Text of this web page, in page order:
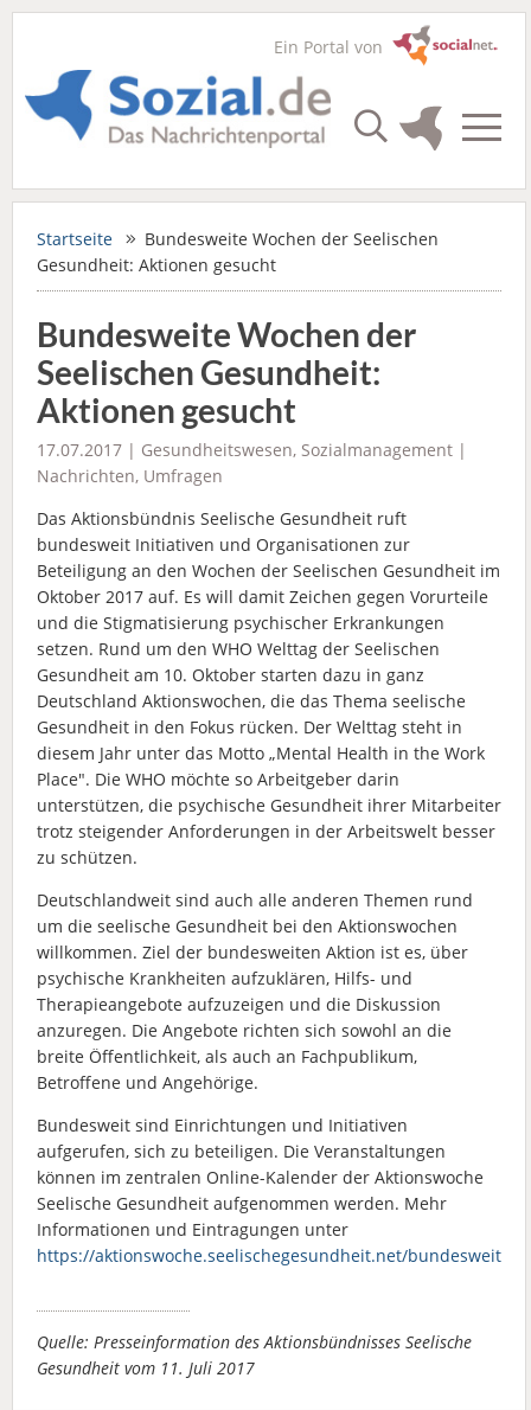
Ein Portal von
Startseite
Bundesweite Wochen der Seelischen
Gesundheit: Aktionen gesucht
Bundesweite Wochen der
Seelischen Gesundheit:
Aktionen gesucht
17.07.2017 | Gesundheitswesen, Sozialmanagement |
Nachrichten, Umfragen
Das Aktionsbündnis Seelische Gesundheit ruft
bundesweit Initiativen und Organisationen zur
Beteiligung an den Wochen der Seelischen Gesundheit im
Oktober 2017 auf. Es will damit Zeichen gegen Vorurteile
und die Stigmatisierung psychischer Erkrankungen
setzen. Rund um den WHO Welttag der Seelischen
Gesundheit am 10. Oktober starten dazu in ganz
Deutschland Aktionswochen, die das Thema seelische
Gesundheit in den Fokus rücken. Der Welttag steht in
diesem Jahr unter das Motto „Mental Health in the Work
Place". Die WHO möchte so Arbeitgeber darin
unterstützen, die psychische Gesundheit ihrer Mitarbeiter
trotz steigender Anforderungen in der Arbeitswelt besser
zu schützen.
Deutschlandweit sind auch alle anderen Themen rund
um die seelische Gesundheit bei den Aktionswochen
willkommen. Ziel der bundesweiten Aktion ist es, über
psychische Krankheiten aufzuklären, Hilfs- und
Therapieangebote aufzuzeigen und die Diskussion
anzuregen. Die Angebote richten sich sowohl an die
breite Öffentlichkeit, als auch an Fachpublikum,
Betroffene und Angehörige.
Bundesweit sind Einrichtungen und Initiativen
aufgerufen, sich zu beteiligen. Die Veranstaltungen
können im zentralen Online-Kalender der Aktionswoche
Seelische Gesundheit aufgenommen werden. Mehr
Informationen und Eintragungen unter
https://aktionswoche.seelischegesundheit.net/bundesweit
Quelle: Presseinformation des Aktionsbündnisses Seelische
Gesundheit vom 11. Juli 2017